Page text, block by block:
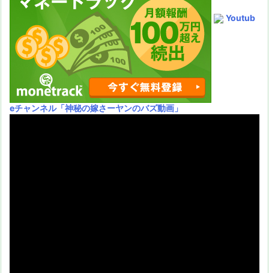
Youtub
eチャンネル「神秘の嫁さーヤンのバズ動画」